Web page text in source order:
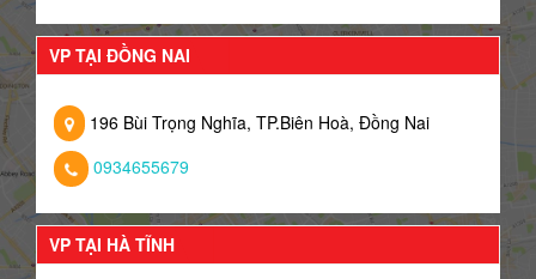
VP TẠI ĐỒNG NAI
196 Bùi Trọng Nghĩa, TP.Biên Hoà, Đồng Nai
0934655679
VP TẠI HÀ TĨNH